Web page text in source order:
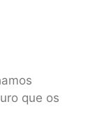
que os